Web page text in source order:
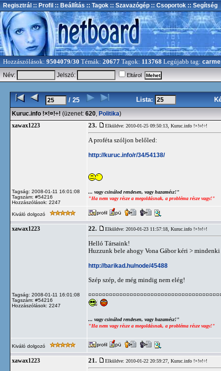
Regisztrál :: Profil :: Beállítás :: Tagok :: Szavazógép :: Csoportok :: Segítség
Hozzászólások: 9504079/30 Témák: 20677 Tagok: 113768 Legújabb tag:
Név:
Jelszó: Eltárol
/ 25 Lista:
Kuruc.info !×!¤!÷! (üzenet: 620, Politika)
xawax1223
Tagság: 2008-01-11 16:01:08
Tagszám: #54216
Hozzászólások: 2247
23. Elküldve: 2010-01-25 09:50:13, Kuruc.info !×!¤!÷!
A proféta szóljon belőled:
http://kuruc.info/r/34/54138/
... vagy csinálod rendesen, vagy hazamész!"
"Ha nem vagy része a megoldásnak, a probléma része vagy!"
Kiváló dolgozó
xawax1223
Tagság: 2008-01-11 16:01:08
Tagszám: #54216
Hozzászólások: 2247
22. Elküldve: 2010-01-23 11:57:18, Kuruc.info !×!¤!÷!
Helló Társaink!
Huzzunk bele ahogy Vona Gábor kéri >
http://barikad.hu/node/45488
Szép szép, de még mindig nem elég!
... vagy csinálod rendesen, vagy hazamész!"
"Ha nem vagy része a megoldásnak, a probléma része vagy!"
Kiváló dolgozó
xawax1223 21. Elküldve: 2010-01-22 20:59:27, Kuruc.info !×!¤!÷!